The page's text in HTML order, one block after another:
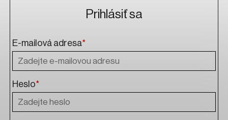
Prihlásiť sa
E-mailová adresa*
Heslo*